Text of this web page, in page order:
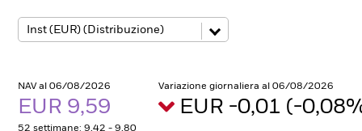
NAV al 06/08/2026
EUR 9,59
52 settimane: 9,42 - 9,80
Variazione giornaliera al 06/08/2026
EUR -0,01 (-